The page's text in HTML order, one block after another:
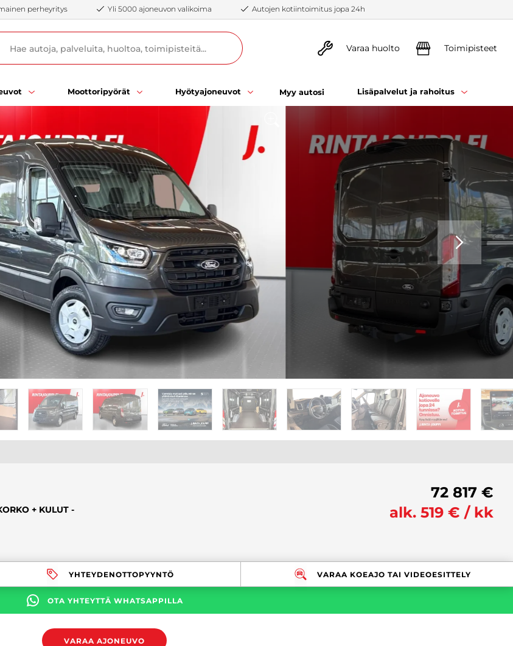
perheyritys Yli 5000 ajoneuvon valikoima Autojen kotiintoimitus jopa 24h
Varaa huolto Toimipisteet
Moottoripyörät Hyötyajoneuvot Myy autosi Lisäpalvelut ja rahoitus
SEURAAVA
+ KULUT -
72 817 €
alk. 519 € / kk
YHTEYDENOTTOPYYNTÖ VARAA KOEAJO TAI VIDEOESITTELY
OTA YHTEYTTÄ WHATSAPPILLA
VARAA AJONEUVO